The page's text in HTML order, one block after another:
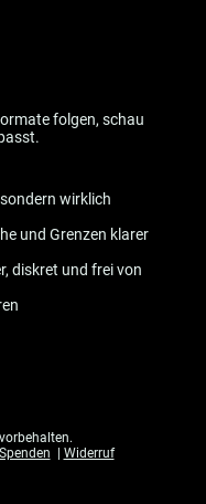
folgen, schau
wirklich
und Grenzen klarer
diskret und frei von
Spenden Widerruf